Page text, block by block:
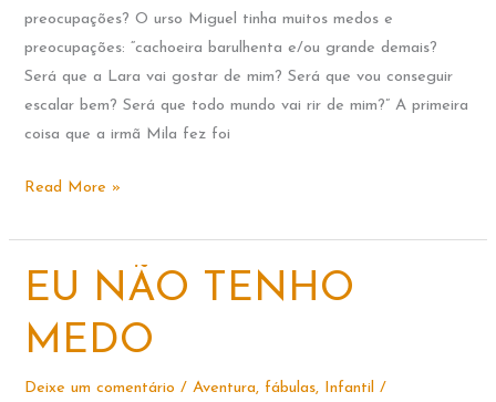
preocupações? O urso Miguel tinha muitos medos e
preocupações: “cachoeira barulhenta e/ou grande demais?
Será que a Lara vai gostar de mim? Será que vou conseguir
escalar bem? Será que todo mundo vai rir de mim?” A primeira
coisa que a irmã Mila fez foi
A
DE
PREOCUPAÇÕES
Read More »
EU NÃO TENHO
MEDO
Deixe um comentário /Aventura, fábulas, Infantil /